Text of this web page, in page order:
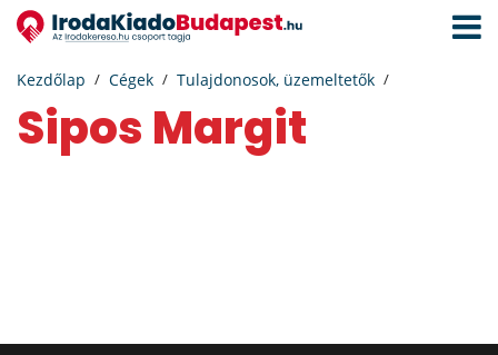
Kezdőlap Cégek Tulajdonosok, üzemeltetők
Sipos Margit